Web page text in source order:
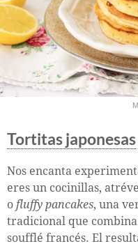
Tortitas japonesas
Nos encanta
eres un cocinillas,
o fluffy pancakes, una
tradicional que
soufflé francés. El